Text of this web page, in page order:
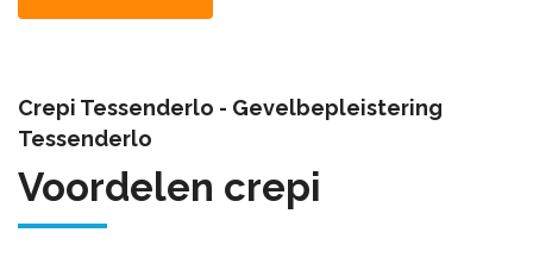
Crepi Tessenderlo - Gevelbepleistering
Tessenderlo
Voordelen crepi